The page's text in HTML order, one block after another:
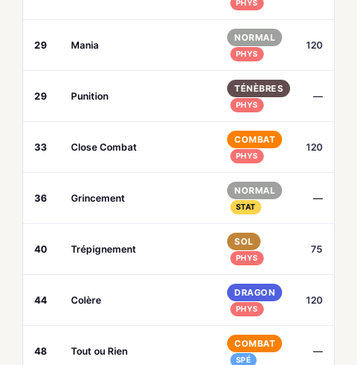
PHYS
29 Mania
NORMAL
PHYS
120
29 Punition
TÉNÈBRES
PHYS
—
33 Close Combat
COMBAT
PHYS
120
36 Grincement
NORMAL
STAT
—
40 Trépignement
SOL
PHYS
75
44 Colère
DRAGON
PHYS
120
48 Tout ou Rien
COMBAT
SPÉ
—